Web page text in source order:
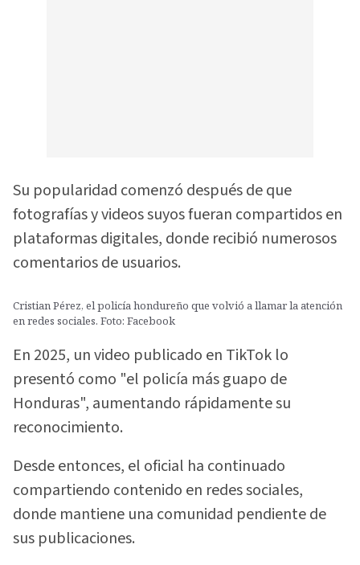
Su popularidad comenzó después de que
fotografías y videos suyos fueran compartidos en
plataformas digitales, donde recibió numerosos
comentarios de usuarios.
Cristian Pérez, el policía hondureño que volvió a llamar la atención
en redes sociales. Foto: Facebook
En 2025, un video publicado en TikTok lo
presentó como "el policía más guapo de
Honduras", aumentando rápidamente su
reconocimiento.
Desde entonces, el oficial ha continuado
compartiendo contenido en redes sociales,
donde mantiene una comunidad pendiente de
sus publicaciones.